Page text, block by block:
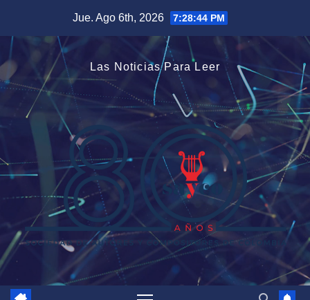
contenido
Jue. Ago 6th, 2026 7:28:44 PM
Las Noticias Para Leer